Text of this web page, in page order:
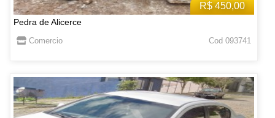
R$ 450,00
Pedra de Alicerce
Comercio Cod 093741